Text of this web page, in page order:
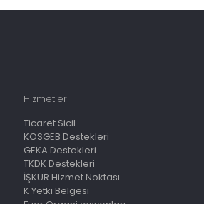
Hizmetler
Ticaret Sicil
KOSGEB Destekleri
GEKA Destekleri
TKDK Destekleri
İŞKUR Hizmet Noktası
K Yetki Belgesi